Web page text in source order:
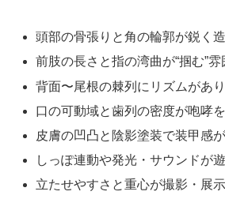
頭部の骨張りと角の輪郭が鋭く
前肢の長さと指の湾曲が“掴む”雰
背面〜尾根の棘列にリズムがあ
口の可動域と歯列の密度が咆哮
皮膚の凹凸と陰影塗装で装甲感
しっぽ連動や発光・サウンドが
立たせやすさと重心が撮影・展